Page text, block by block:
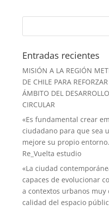
Entradas recientes
MISIÓN A LA REGIÓN
DE CHILE PARA
ÁMBITO DEL
CIRCULAR
«Es fundamental crear
ciudadano para que sea
mejore su propio
Re_Vuelta estudio
«La ciudad
capaces de evolucionar
a contextos urbanos
calidad del espacio